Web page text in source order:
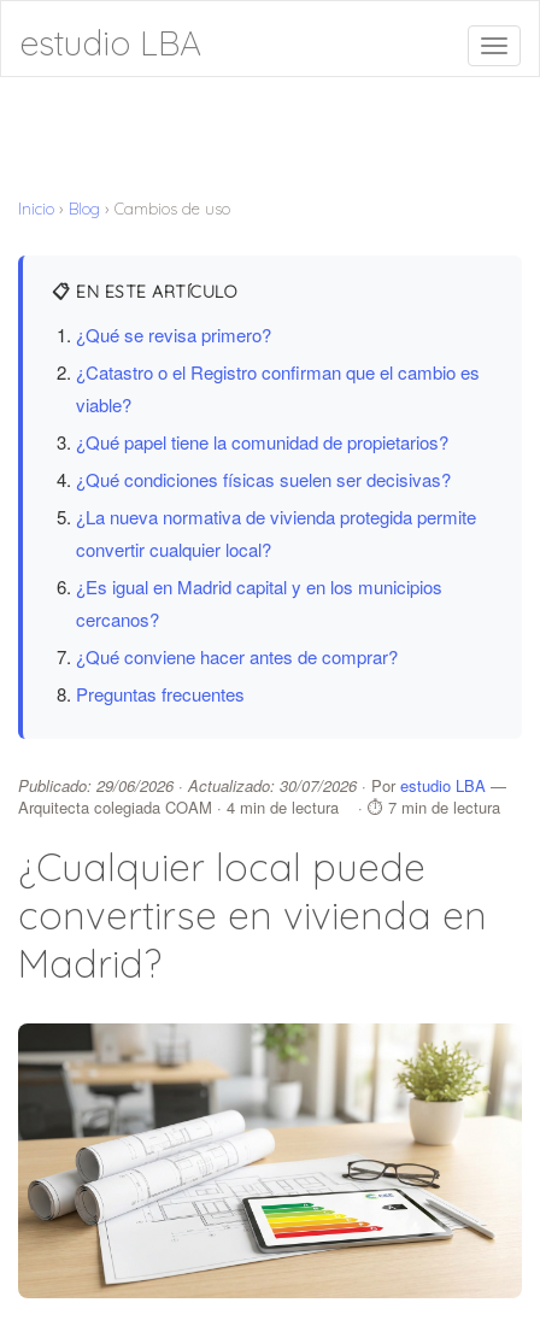
estudio LBA
Inicio › Blog › Cambios de uso
📋 EN ESTE ARTÍCULO
¿Qué se revisa primero?
¿Catastro o el Registro confirman que el cambio es
viable?
¿Qué papel tiene la comunidad de propietarios?
¿Qué condiciones físicas suelen ser decisivas?
¿La nueva normativa de vivienda protegida permite
convertir cualquier local?
¿Es igual en Madrid capital y en los municipios
cercanos?
¿Qué conviene hacer antes de comprar?
Preguntas frecuentes
Publicado: 29/06/2026 · Actualizado: 30/07/2026· Porestudio LBA —
Arquitecta colegiada COAM · 4 min de lectura · ⏱ 7 min de lectura
¿Cualquier local puede
convertirse en vivienda en
Madrid?